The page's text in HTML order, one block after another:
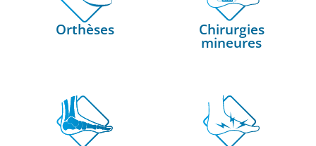
Orthèses Chirurgies
mineures